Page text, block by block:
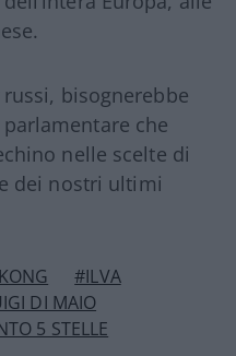
russi, bisognerebbe
che
nelle scelte di
dei nostri ultimi
#ILVA
DI MAIO
5 STELLE